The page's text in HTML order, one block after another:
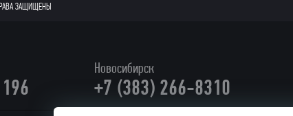
ЗАЩИЩЕНЫ
Новосибирск
+7 (383) 266-8310